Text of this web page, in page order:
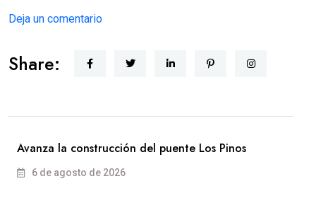
Deja un comentario
Share:
Avanza la construcción del puente Los Pinos
6 de agosto de 2026